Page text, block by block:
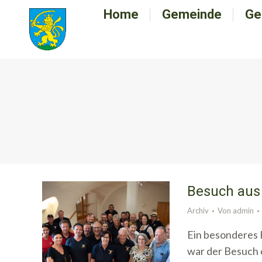
Home Gemeinde
Besuch
Archiv Von admin
Ein
war der
Home Gemeinde